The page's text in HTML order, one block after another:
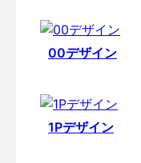
00デザイン
1Pデザイン